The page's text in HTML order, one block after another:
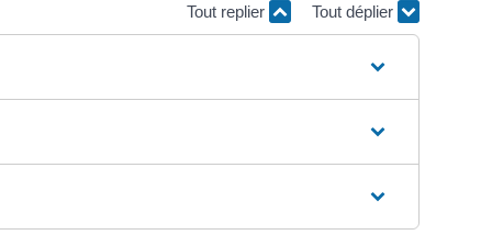
Tout replier
Tout déplier